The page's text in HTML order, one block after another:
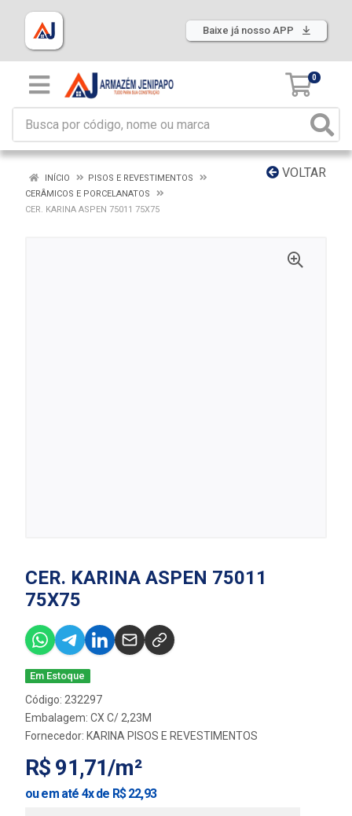
Baixe já nosso APP
0
VOLTAR
INÍCIO
PISOS E REVESTIMENTOS
CERÂMICOS E PORCELANATOS
CER. KARINA ASPEN 75011 75X75
CER. KARINA ASPEN 75011
75X75
Em Estoque
Código: 232297
Embalagem: CX C/ 2,23M
Fornecedor: KARINA PISOS E REVESTIMENTOS
R$ 91,71/m²
ou em até 4x de R$ 22,93